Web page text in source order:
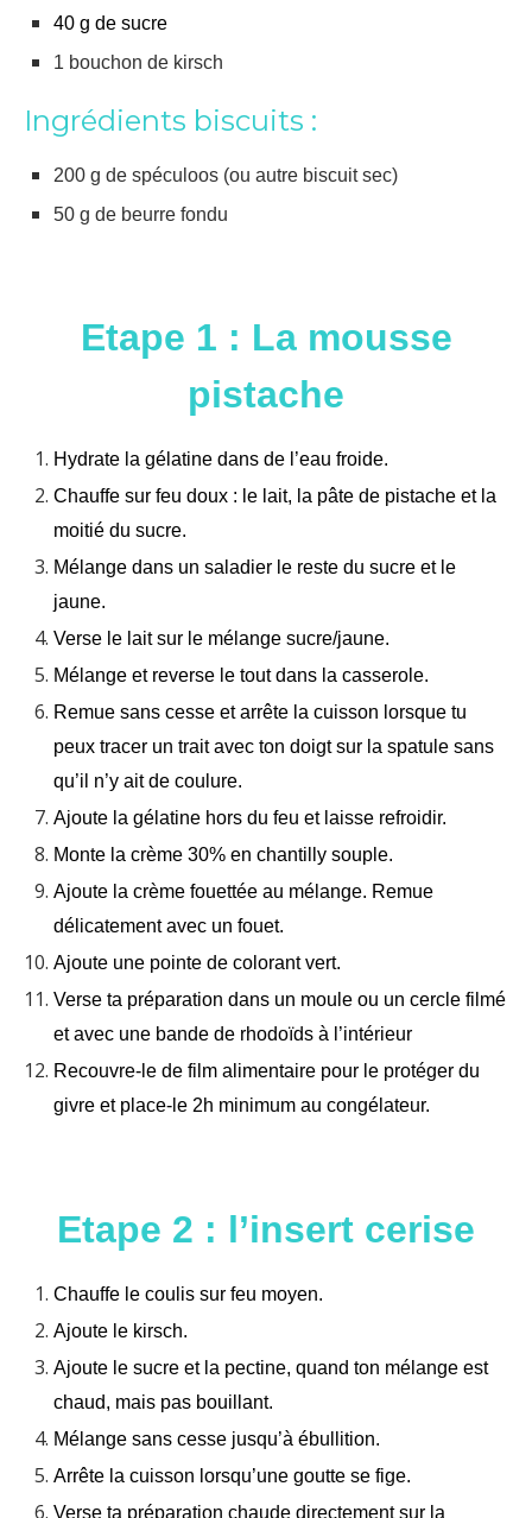
40 g de sucre
1 bouchon de kirsch
Ingrédients biscuits :
200 g de spéculoos (ou autre biscuit sec)
50 g de beurre fondu
Etape 1 : La mousse
pistache
Hydrate la gélatine dans de l’eau froide.
Chauffe sur feu doux : le lait, la pâte de pistache et la
moitié du sucre.
Mélange dans un saladier le reste du sucre et le
jaune.
Verse le lait sur le mélange sucre/jaune.
Mélange et reverse le tout dans la casserole.
Remue sans cesse et arrête la cuisson lorsque tu
peux tracer un trait avec ton doigt sur la spatule sans
qu’il n’y ait de coulure.
Ajoute la gélatine hors du feu et laisse refroidir.
Monte la crème 30% en chantilly souple.
Ajoute la crème fouettée au mélange. Remue
délicatement avec un fouet.
Ajoute une pointe de colorant vert.
Verse ta préparation dans un moule ou un cercle filmé
et avec une bande de rhodoïds à l’intérieur
Recouvre-le de film alimentaire pour le protéger du
givre et place-le 2h minimum au congélateur.
Etape 2 : l’insert cerise
Chauffe le coulis sur feu moyen.
Ajoute le kirsch.
Ajoute le sucre et la pectine, quand ton mélange est
chaud, mais pas bouillant.
Mélange sans cesse jusqu’à ébullition.
Arrête la cuisson lorsqu’une goutte se fige.
Verse ta préparation chaude directement sur la